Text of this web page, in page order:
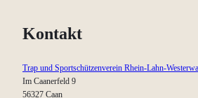
Kontakt
Trap und Sportschützenverein Rhein-Lahn-
Im Caanerfeld 9
56327 Caan